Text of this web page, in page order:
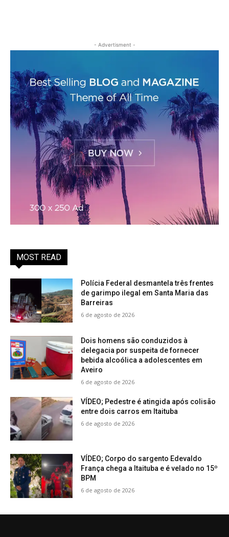
- Advertisment -
MOST READ
Polícia Federal desmantela três frentes
de garimpo ilegal em Santa Maria das
Barreiras
6 de agosto de 2026
Dois homens são conduzidos à
delegacia por suspeita de fornecer
bebida alcoólica a adolescentes em
Aveiro
6 de agosto de 2026
VÍDEO; Pedestre é atingida após colisão
entre dois carros em Itaituba
6 de agosto de 2026
VÍDEO; Corpo do sargento Edevaldo
França chega a Itaituba e é velado no 15º
BPM
6 de agosto de 2026